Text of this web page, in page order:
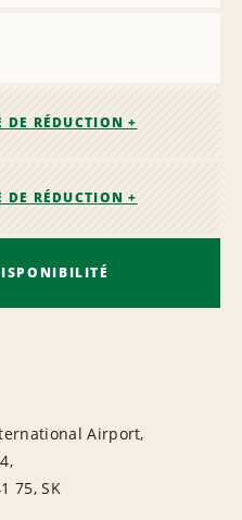
DE RÉDUCTION +
DE RÉDUCTION +
Airport,
75, SK